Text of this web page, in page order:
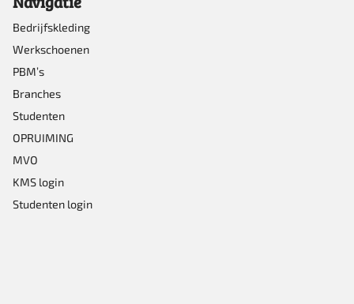
productpagina
Bedrijfskleding
Werkschoenen
PBM’s
Branches
Studenten
OPRUIMING
MVO
KMS login
Studenten login